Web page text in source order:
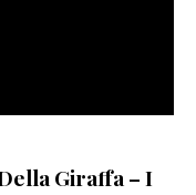
Giraffa – I